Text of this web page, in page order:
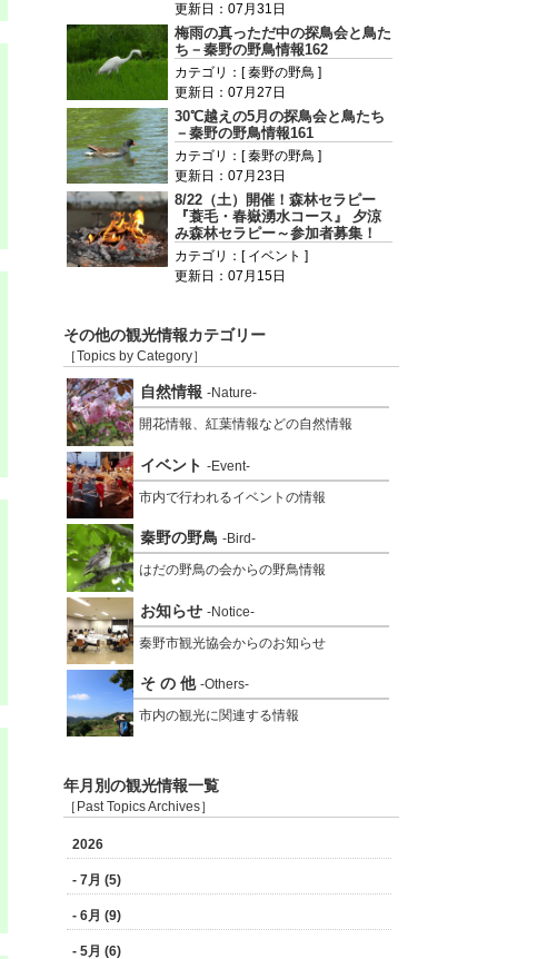
更新日：07月31日
梅雨の真っただ中の探鳥会と鳥た
ち－秦野の野鳥情報162
カテゴリ：[ 秦野の野鳥 ]
更新日：07月27日
30℃越えの5月の探鳥会と鳥たち
－秦野の野鳥情報161
カテゴリ：[ 秦野の野鳥 ]
更新日：07月23日
8/22（土）開催！森林セラピー
『蓑毛・春嶽湧水コース』 夕涼
み森林セラピー～参加者募集！
カテゴリ：[ イベント ]
更新日：07月15日
その他の観光情報カテゴリー
［Topics by Category］
自然情報-Nature-
開花情報、紅葉情報などの自然情報
イベント-Event-
市内で行われるイベントの情報
秦野の野鳥-Bird-
はだの野鳥の会からの野鳥情報
お知らせ-Notice-
秦野市観光協会からのお知らせ
そ の 他-Others-
市内の観光に関連する情報
年月別の観光情報一覧
［Past Topics Archives］
2026
- 7月 (5)
- 6月 (9)
- 5月 (6)